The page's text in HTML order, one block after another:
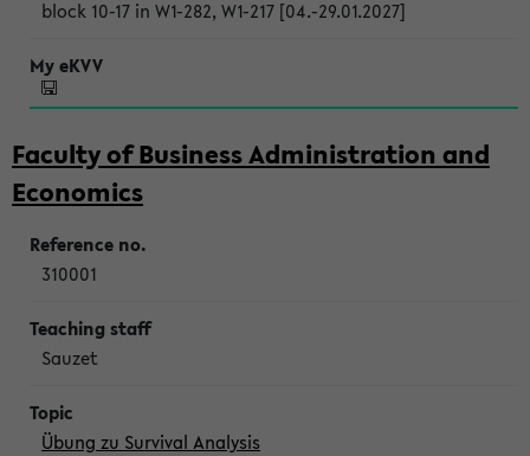
block 10-17 in W1-282, W1-217 [04.-29.01.2027]
Faculty of Business Administration and
Economics
310001
Sauzet
Übung zu Survival Analysis